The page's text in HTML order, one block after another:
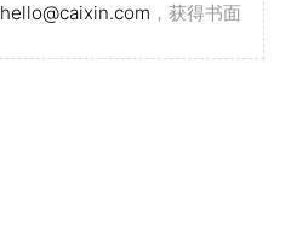
hello@caixin.com ，获得书面